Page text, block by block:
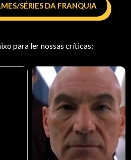
SÉRIES DA FRANQUIA
para ler nossas críticas: